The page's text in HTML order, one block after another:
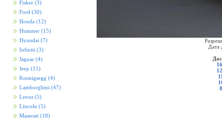
Fisker (3)
Ford (30)
Honda (12)
Hummer (15)
Hyundai (7)
Infiniti (3)
Jaguar (4)
Jeep (11)
Koenigsegg (4)
Lamborghini (47)
Lexus (5)
Lincoln (5)
Maserati (18)
Дата